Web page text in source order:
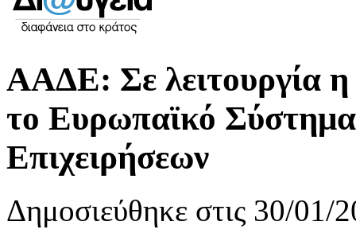
ΑΑΔΕ: Σε λειτουργία
το Ευρωπαϊκό
Επιχειρήσεων
Δημοσιεύθηκε στις 30/01/